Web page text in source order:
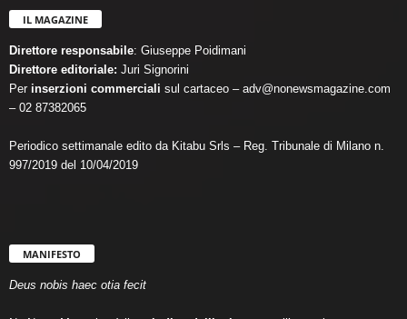
IL MAGAZINE
Direttore responsabile: Giuseppe Poidimani
Direttore editoriale: Juri Signorini
Per inserzioni commerciali sul cartaceo – adv@nonewsmagazine.com
– 02 87382065
Periodico settimanale edito da Kitabu Srls – Reg. Tribunale di Milano n.
997/2019 del 10/04/2019
MANIFESTO
Deus nobis haec otia fecit